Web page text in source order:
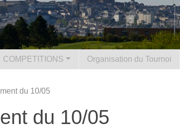
COMPETITIONS Organisation du Tournoi
du 10/05
du 10/05